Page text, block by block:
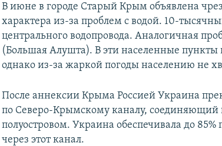
В июне в городе Старый Крым объявлена
характера из-за проблем с водой. 10-
центрального водопровода. Аналогичная
(Большая Алушта). В эти населенные пункты
однако из-за жаркой погоды населению не
После аннексии Крыма Россией Украина
по Северо-Крымскому каналу, соединяющий
полуостровом. Украина обеспечивала до
через этот канал.